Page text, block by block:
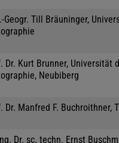
Geogr. Till Bräuninger,
Dr. Kurt Brunner, Universität
Neubiberg
Dr. Manfred F. Buchroithner,
Dr. sc. techn. Ernst